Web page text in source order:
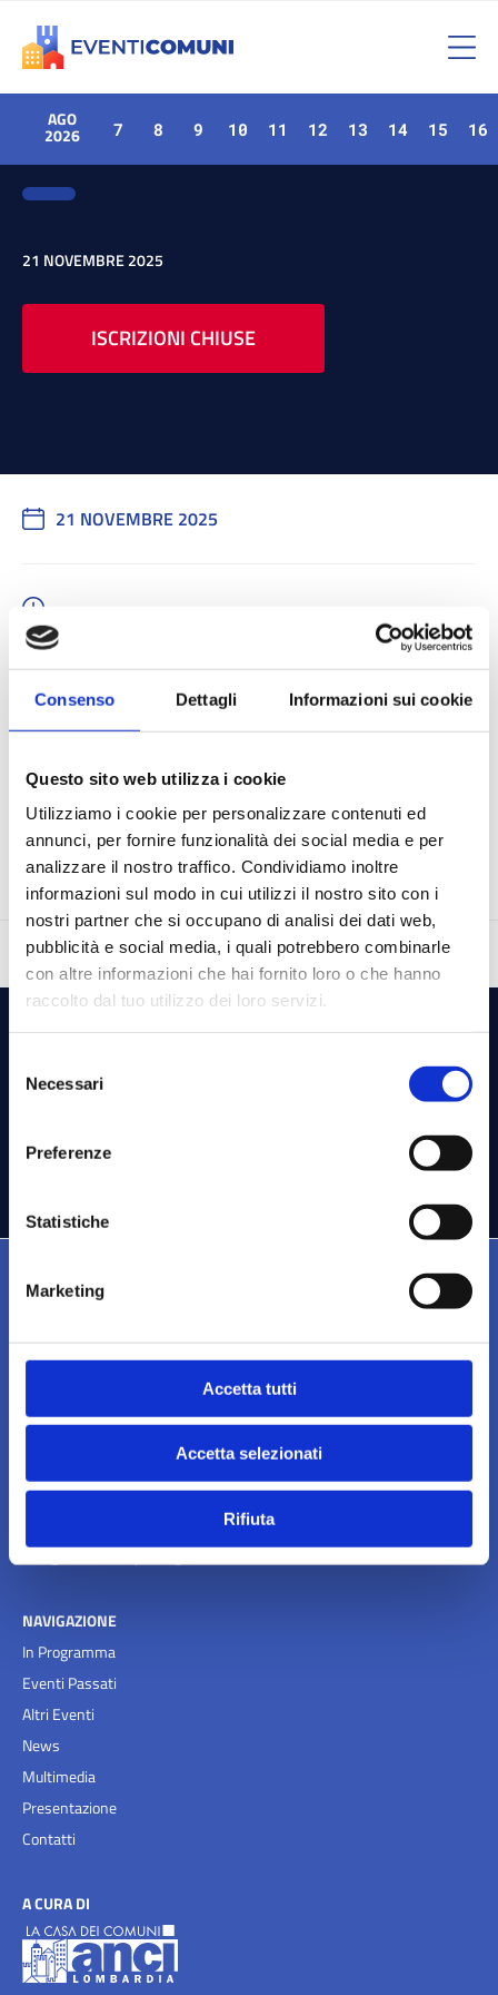
Consenso Dettagli Informazioni sui cookie
Questo sito web utilizza i cookie
Utilizziamo i cookie per personalizzare contenuti ed
annunci, per fornire funzionalità dei social media e per
analizzare il nostro traffico. Condividiamo inoltre
informazioni sul modo in cui utilizzi il nostro sito con i
nostri partner che si occupano di analisi dei dati web,
pubblicità e social media, i quali potrebbero combinarle
con altre informazioni che hai fornito loro o che hanno
raccolto dal tuo utilizzo dei loro servizi.
delNecessari
Preferenze
Statistiche
Marketing
Accetta tutti
Accetta selezionati
Rifiuta
AGO
2026 7 8 9 10 11 12 13 14 15 16
21 NOVEMBRE 2025
ISCRIZIONI CHIUSE
21 NOVEMBRE 2025
ISCRIZIONI CHIUSE
Segreteria
Via Rovello 2, 20121 Milano
Telefono:
NAVIGAZIONE
In Programma
Eventi Passati
Altri Eventi
News
Multimedia
Presentazione
Contatti
A CURA DI